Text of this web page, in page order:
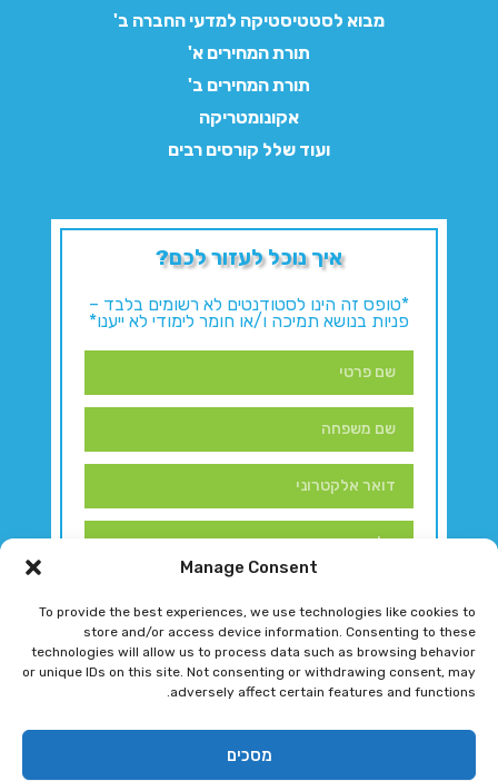
Manage Consent
To provide the best experiences, we use technologies like cookies to
store and/or access device information. Consenting to these
technologies will allow us to process data such as browsing behavior
or unique IDs on this site. Not consenting or withdrawing consent, may
adversely affect certain features and functions.
מסכים
מבוא לסטטיסטיקה למדעי החברה ב'
תורת המחירים א'
תורת המחירים ב'
אקונומטריקה
ועוד שלל קורסים רבים
איך נוכל לעזור לכם?
*טופס זה הינו לסטודנטים לא רשומים בלבד –
פניות בנושא תמיכה ו/או חומר לימודי לא ייענו*